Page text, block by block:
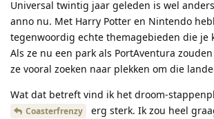
Universal twintig jaar geleden is wel
anno nu. Met Harry Potter en Nintendo
tegenwoordig echte themagebieden die je
Als ze nu een park als PortAventura
ze vooral zoeken naar plekken om die
Wat dat betreft vind ik het droom-
Coasterfrenzy
erg sterk. Ik zou heel